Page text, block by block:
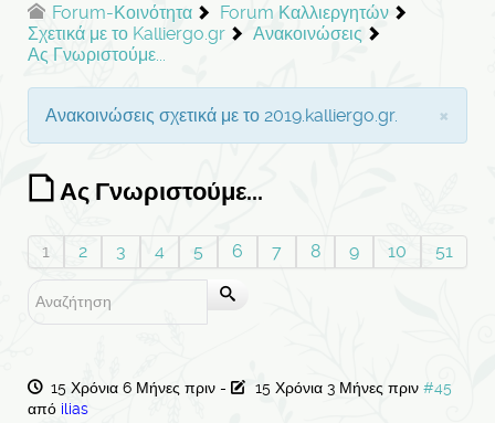
Forum-Κοινότητα
Forum Καλλιεργητών
Σχετικά με το Kalliergo.gr
Ανακοινώσεις
Ας Γνωριστούμε...
×
Ανακοινώσεις σχετικά με το 2019.kalliergo.gr.
Ας Γνωριστούμε...
1 2 3 4 5 6 7 8 9 10 51
15 Χρόνια 6 Μήνες πριν - 15 Χρόνια 3 Μήνες πριν #45
από ilias